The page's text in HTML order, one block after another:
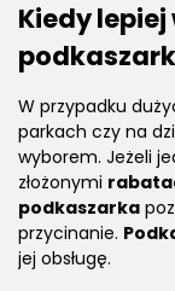
Kiedy
W przypadku
parkach czy na
wyborem. Jeżeli
złożonymi
podkaszarka
przycinanie.
jej obsługę.